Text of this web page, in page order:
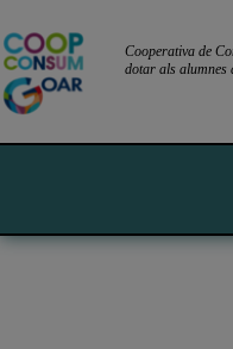
al
contingut
Cooperativa de
dotar als alumnes